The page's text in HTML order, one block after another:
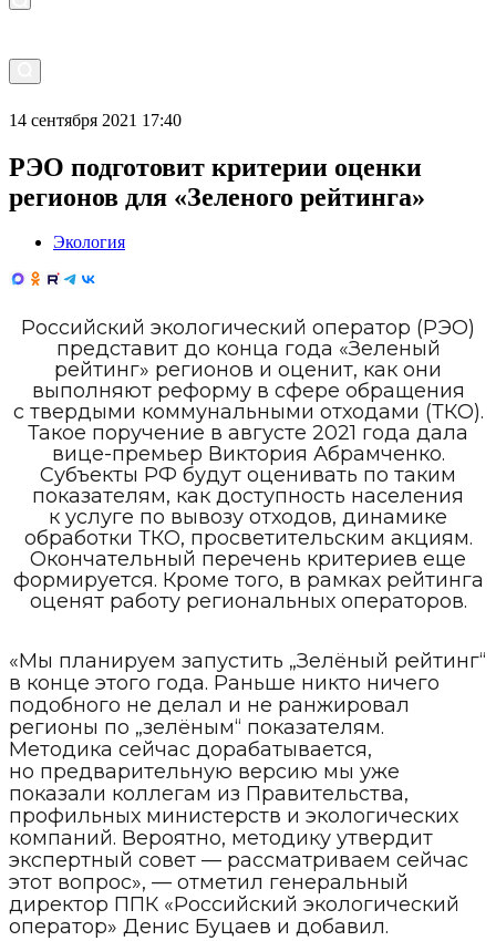
14 сентября 2021 17:40
РЭО подготовит критерии оценки
регионов для «Зеленого рейтинга»
Экология
Российский экологический оператор (РЭО)
представит до конца года «Зеленый
рейтинг» регионов и оценит, как они
выполняют реформу в сфере обращения
с твердыми коммунальными отходами (ТКО).
Такое поручение в августе 2021 года дала
вице-премьер Виктория Абрамченко.
Субъекты РФ будут оценивать по таким
показателям, как доступность населения
к услуге по вывозу отходов, динамике
обработки ТКО, просветительским акциям.
Окончательный перечень критериев еще
формируется. Кроме того, в рамках рейтинга
оценят работу региональных операторов.
«Мы планируем запустить „Зелёный рейтинг“
в конце этого года. Раньше никто ничего
подобного не делал и не ранжировал
регионы по „зелёным“ показателям.
Методика сейчас дорабатывается,
но предварительную версию мы уже
показали коллегам из Правительства,
профильных министерств и экологических
компаний. Вероятно, методику утвердит
экспертный совет — рассматриваем сейчас
этот вопрос», — отметил генеральный
директор ППК «Российский экологический
оператор» Денис Буцаев и добавил.